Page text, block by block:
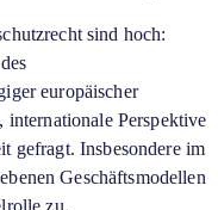
sind hoch:
europäischer
internationale Perspektive
gefragt. Insbesondere im
Geschäftsmodellen